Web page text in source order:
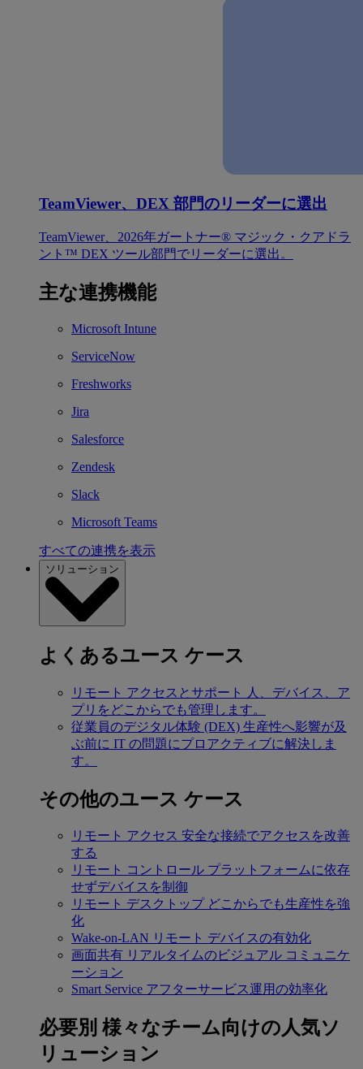
TeamViewer、DEX 部門のリーダーに選出
TeamViewer、2026年ガートナー® マジック・クアドラ
ント™ DEX ツール部門でリーダーに選出。
主な連携機能
Microsoft Intune
ServiceNow
Freshworks
Jira
Salesforce
Zendesk
Slack
Microsoft Teams
すべての連携を表示
ソリューション
よくあるユース ケース
リモート アクセスとサポート
人、デバイス、ア
プリをどこからでも管理します。
従業員のデジタル体験 (DEX) 生産性へ影響が及
ぶ前に IT の問題にプロアクティブに解決しま
す。
その他のユース ケース
リモート アクセス 安全な接続でアクセスを改善
する
リモート コントロール プラットフォームに依存
せずデバイスを制御
リモート デスクトップ どこからでも生産性を強
化
Wake-on-LAN リモート デバイスの有効化
画面共有 リアルタイムのビジュアル コミュニケ
ーション
Smart Service アフターサービス運用の効率化
必要別 様々なチーム向けの人気ソ
リューション